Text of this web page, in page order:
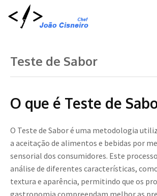
Teste de Sabor
O que é Teste de
O Teste de Sabor é uma metodologia
a aceitação de alimentos e bebidas por
sensorial dos consumidores. Este
análise de diferentes características,
textura e aparência, permitindo que os